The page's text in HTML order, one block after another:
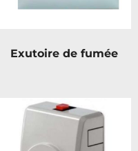
Exutoire de fumée